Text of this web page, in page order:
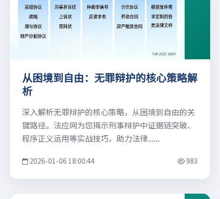
从困境到自由：无罪辩护的核心策略解
析
深入解析无罪辩护的核心策略，从困境到自由的关
键路径。法应网为您揭示刑事辩护中证据链突破、
程序正义运用等实战技巧，助力法律......
2026-01-06 18:00:44 983